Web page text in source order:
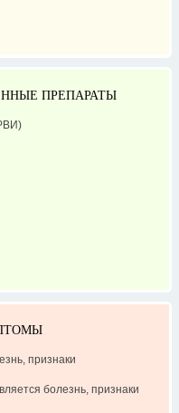
ПРЕПАРАТЫ
признаки
болезнь, признаки